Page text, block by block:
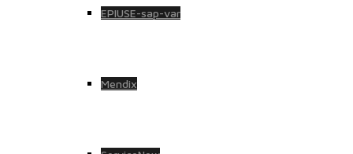
EPIUSE-sap-var
Mendix